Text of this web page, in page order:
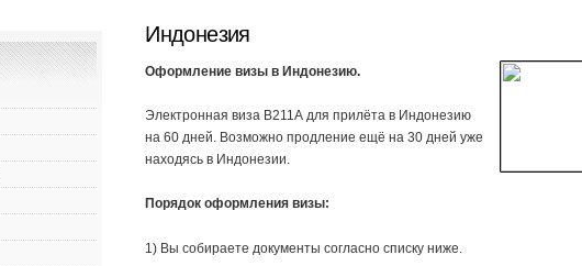
Индонезия
Оформление визы в Индонезию.
Электронная виза B211А для прилёта в Индонезию
на 60 дней. Возможно продление ещё на 30 дней уже
находясь в Индонезии.
Порядок оформления визы:
1) Вы собираете документы согласно списку ниже.